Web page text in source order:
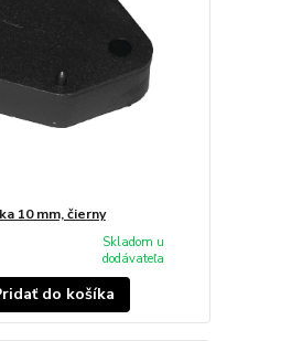
10 mm, čierny
Skladom u
dodávateľa
do košíka